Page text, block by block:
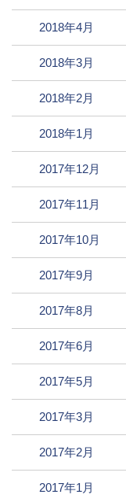
2018年4月
2018年3月
2018年2月
2018年1月
2017年12月
2017年11月
2017年10月
2017年9月
2017年8月
2017年6月
2017年5月
2017年3月
2017年2月
2017年1月